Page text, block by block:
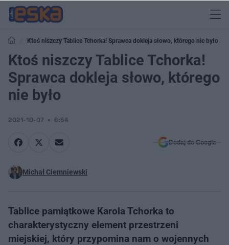
Ktoś niszczy Tablice Tchorka! Sprawca dokleja słowo, którego nie było
Ktoś niszczy Tablice Tchorka!
Sprawca dokleja słowo, którego
nie było
2021-10-07 6:54
Dodaj do Google
Michał Ciemniewski
Tablice pamiątkowe Karola Tchorka to
charakterystyczny element przestrzeni
miejskiej, który przypomina nam o wojennych